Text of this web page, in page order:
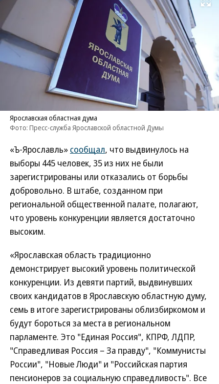
Развернуть
Ярославская областная дума
Фото: Пресс-служба Ярославской областной Думы
«Ъ-Ярославль» сообщал, что выдвинулось на
выборы 445 человек, 35 из них не были
зарегистрированы или отказались от борьбы
добровольно. В штабе, созданном при
региональной общественной палате, полагают,
что уровень конкуренции является достаточно
высоким.
«Ярославская область традиционно
демонстрирует высокий уровень политической
конкуренции. Из девяти партий, выдвинувших
своих кандидатов в Ярославскую областную думу,
семь в итоге зарегистрированы облизбиркомом и
будут бороться за места в региональном
парламенте. Это "Единая Россия", КПРФ, ЛДПР,
"Справедливая Россия – За правду", "Коммунисты
России", "Новые Люди" и "Российская партия
пенсионеров за социальную справедливость". Все